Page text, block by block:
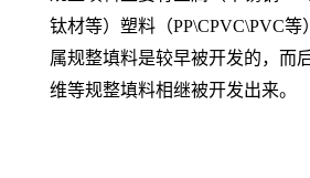
钛材等）塑料（PP\CPVC\PVC等
属规整填料是较早被开发的，而
维等规整填料相继被开发出来。